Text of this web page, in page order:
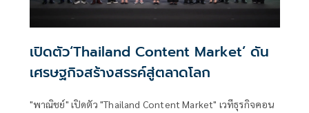
เปิดตัว‘Thailand Content Market’ ดัน
เศรษฐกิจสร้างสรรค์สู่ตลาดโลก
"พาณิชย์" เปิดตัว "Thailand Content Market" เวทีธุรกิจคอน